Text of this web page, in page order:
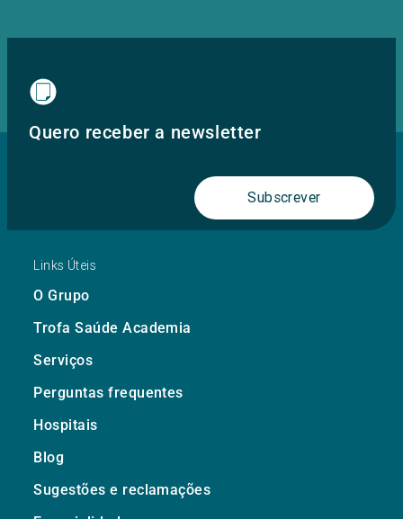
Quero receber a newsletter
Subscrever
Links Úteis
O Grupo
Trofa Saúde Academia
Serviços
Perguntas frequentes
Hospitais
Blog
Sugestões e reclamações